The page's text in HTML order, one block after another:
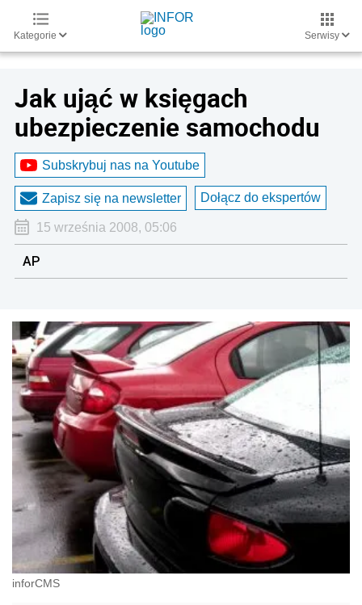
Kategorie Serwisy
Jak ująć w księgach
ubezpieczenie samochodu
Subskrybuj nas na Youtube
Zapisz się na newsletter Dołącz do ekspertów
15 września 2008, 05:06
AP
inforCMS